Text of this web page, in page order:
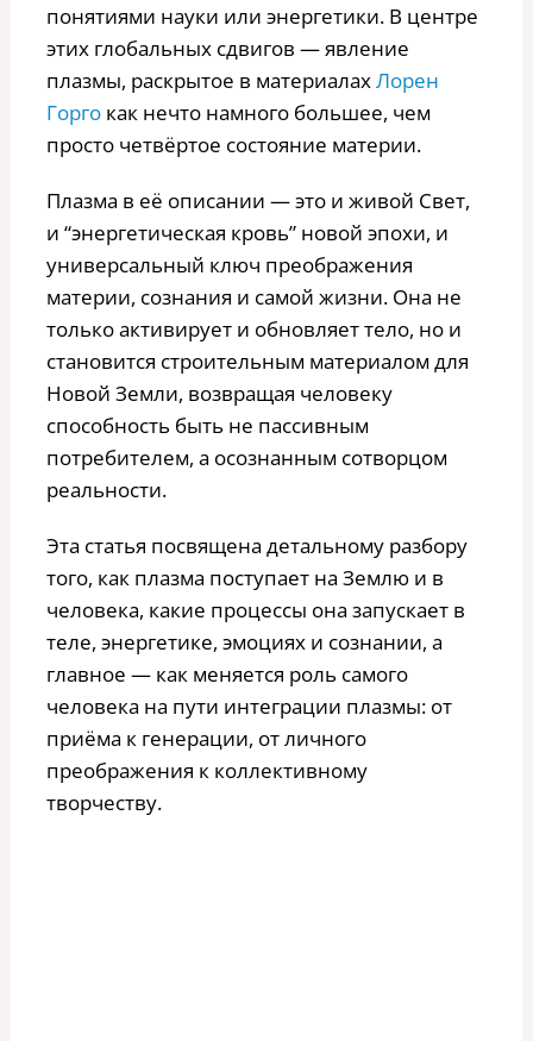
понятиями науки или энергетики. В центре
этих глобальных сдвигов — явление
плазмы, раскрытое в материалахЛорен
Горгокак нечто намного большее, чем
просто четвёртое состояние материи.
Плазма в её описании — это и живой Свет,
и “энергетическая кровь” новой эпохи, и
универсальный ключ преображения
материи, сознания и самой жизни. Она не
только активирует и обновляет тело, но и
становится строительным материалом для
Новой Земли, возвращая человеку
способность быть не пассивным
потребителем, а осознанным сотворцом
реальности.
Эта статья посвящена детальному разбору
того, как плазма поступает на Землю и в
человека, какие процессы она запускает в
теле, энергетике, эмоциях и сознании, а
главное — как меняется роль самого
человека на пути интеграции плазмы: от
приёма к генерации, от личного
преображения к коллективному
творчеству.